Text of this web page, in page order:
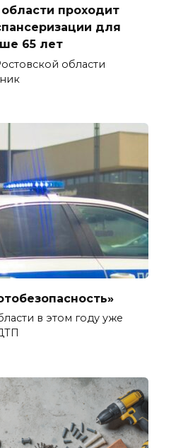
проходит
для
65 лет
области
в этом году уже